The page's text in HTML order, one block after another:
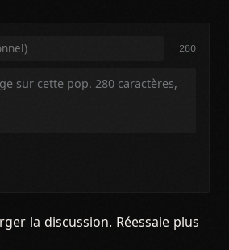
280
la discussion. Réessaie plus